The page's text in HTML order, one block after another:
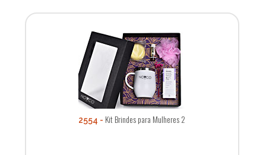
2554 Kit Brindes para Mulheres 2